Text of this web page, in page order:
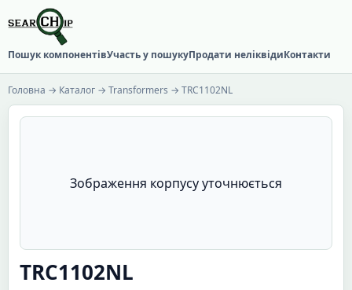
Пошук компонентівУчасть у пошукуПродати неліквідиКонтакти
Головна → Каталог → Transformers → TRC1102NL
Зображення корпусу уточнюється
TRC1102NL